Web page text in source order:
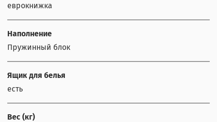
еврокнижка
Наполнение
Пружинный блок
Ящик для белья
есть
Вес (кг)